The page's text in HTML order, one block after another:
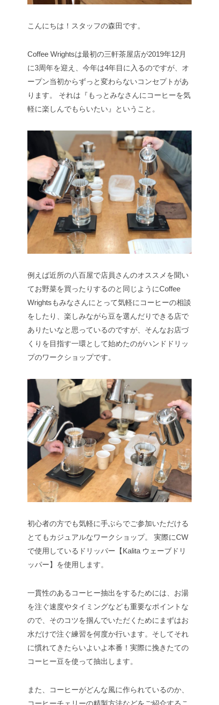
こんにちは！スタッフの森田です。
Coffee Wrightsは最初の三軒茶屋店が2019年12月
に3周年を迎え、今年は4年目に入るのですが、オ
ープン当初からずっと変わらないコンセプトがあ
ります。
それは『もっとみなさんにコーヒーを気
軽に楽しんでもらいたい』ということ。
例えば近所の八百屋で店員さんのオススメを聞い
てお野菜を買ったりするのと同じようにCoffee
Wrightsもみなさんにとって気軽にコーヒーの相談
をしたり、楽しみながら豆を選んだりできる店で
ありたいなと思っているのですが、そんなお店づ
くりを目指す一環として始めたのがハンドドリッ
プのワークショップです。
初心者の方でも気軽に手ぶらでご参加いただける
とてもカジュアルなワークショップ。
実際にCW
で使用しているドリッパー【Kalita ウェーブドリ
ッパー】を使用します。
一貫性のあるコーヒー抽出をするためには、お湯
を注ぐ速度やタイミングなども重要なポイントな
ので、そのコツを掴んでいただくためにまずはお
水だけで注ぐ練習を何度か行います。そしてそれ
に慣れてきたらいよいよ本番！実際に挽きたての
コーヒー豆を使って抽出します。
また、コーヒーがどんな風に作られているのか、
コーヒーチェリーの精製方法などをご紹介するこ